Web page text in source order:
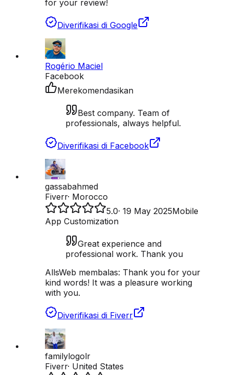
for your review!
Diverifikasi di Google
Rogério Maciel
Facebook
Merekomendasikan
Best company. Team of
professionals, always helpful.
Diverifikasi di Facebook
gassabahmed
Fiverr· Morocco
5.0· 19 May 2025Mobile
App Customization
Great experience and
professional work. Thank you
AllsWeb membalas: Thank you for your
kind words! It was a pleasure working
with you.
Diverifikasi di Fiverr
familylogolr
Fiverr· United States